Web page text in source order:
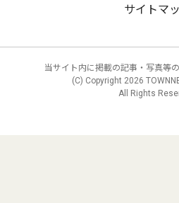
サイトマ
当サイト内に掲載の記事・写真等
(C) Copyright 2026
All Rights